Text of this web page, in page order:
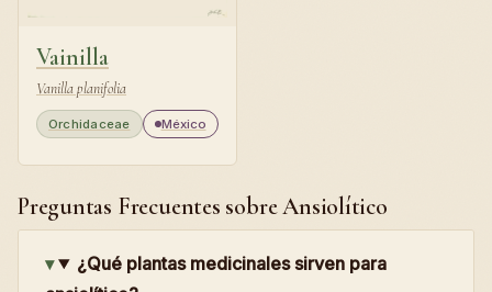
Vainilla
Vanilla planifolia
Orchidaceae México
Preguntas Frecuentes sobre Ansiolítico
¿Qué plantas medicinales sirven para